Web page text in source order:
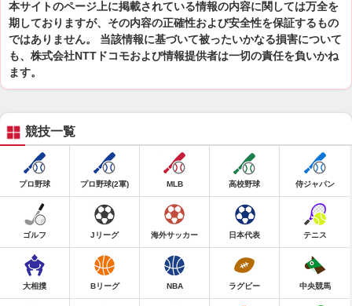
本サイトのページ上に掲載されている情報の内容に関しては万全を
期しておりますが、その内容の正確性および安全性を保証するもの
ではありません。 当該情報に基づいて被ったいかなる損害について
も、株式会社NTTドコモおよび情報提供者は一切の責任を負いかね
ます。
競技一覧
プロ野球 プロ野球(2軍) MLB 高校野球 侍ジャパン
ゴルフ Jリーグ 海外サッカー 日本代表 テニス
大相撲 Bリーグ NBA ラグビー 中央競馬